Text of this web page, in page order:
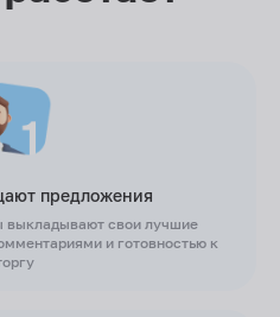
предложения
выкладывают свои лучшие
и готовностью к